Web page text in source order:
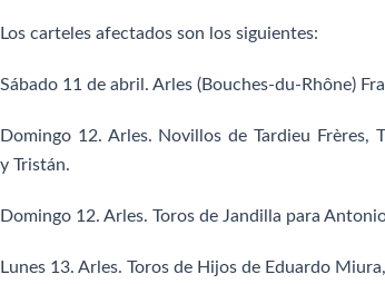
Los carteles afectados son los siguientes:
Sábado 11 de abril. Arles (Bouches-du-Rhône)
Domingo 12. Arles. Novillos de Tardieu Frères,
y Tristán.
Domingo 12. Arles. Toros de Jandilla para
Lunes 13. Arles. Toros de Hijos de Eduardo